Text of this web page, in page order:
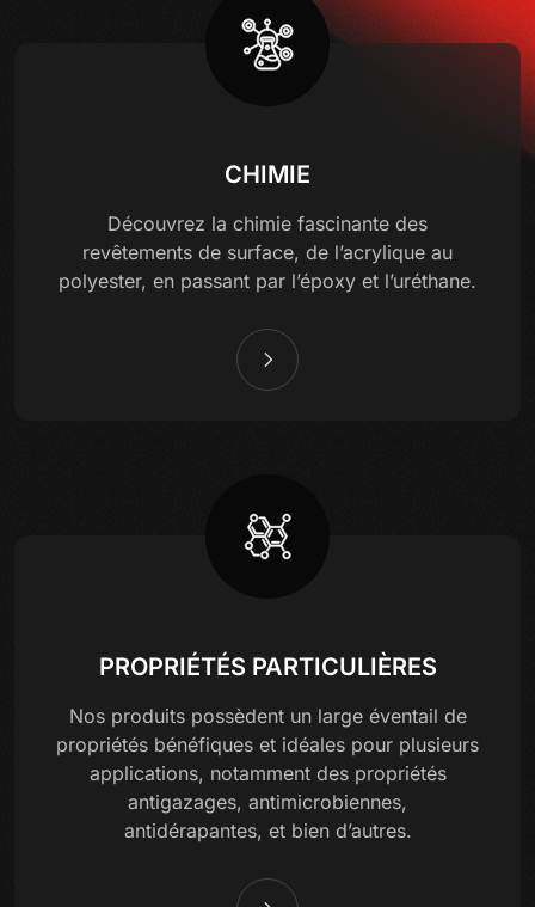
CHIMIE
Découvrez la chimie fascinante des
revêtements de surface, de l’acrylique au
polyester, en passant par l’époxy et l’uréthane.
PROPRIÉTÉS PARTICULIÈRES
Nos produits possèdent un large éventail de
propriétés bénéfiques et idéales pour plusieurs
applications, notamment des propriétés
antigazages, antimicrobiennes,
antidérapantes, et bien d’autres.